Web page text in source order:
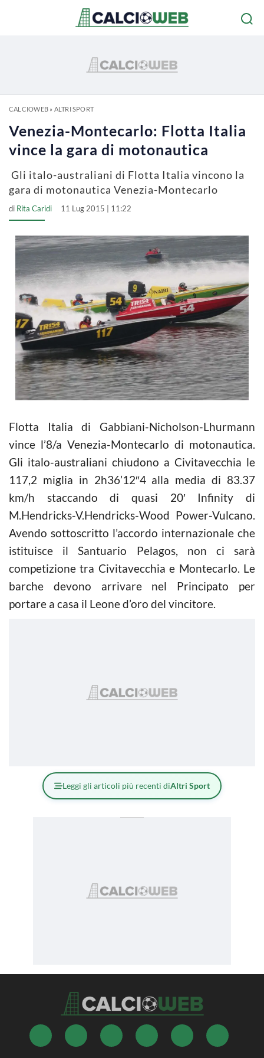
CALCIOWEB» ALTRI SPORT
Venezia-Montecarlo: Flotta Italia
vince la gara di motonautica
Gli italo-australiani di Flotta Italia vincono la
gara di motonautica Venezia-Montecarlo
di Rita Caridi 11 Lug 2015 | 11:22
Flotta Italia di Gabbiani-Nicholson-Lhurmann
vince l’8/a Venezia-Montecarlo di motonautica.
Gli italo-australiani chiudono a Civitavecchia le
117,2 miglia in 2h36’12″4 alla media di 83.37
km/h staccando di quasi 20′ Infinity di
M.Hendricks-V.Hendricks-Wood Power-Vulcano.
Avendo sottoscritto l’accordo internazionale che
istituisce il Santuario Pelagos, non ci sarà
competizione tra Civitavecchia e Montecarlo. Le
barche devono arrivare nel Principato per
portare a casa il Leone d’oro del vincitore.
Leggi gli articoli più recenti diAltri Sport